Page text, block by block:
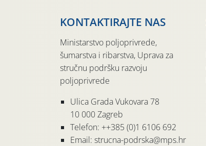
KONTAKTIRAJTE NAS
Ministarstvo poljoprivrede,
šumarstva i ribarstva, Uprava za
stručnu podršku razvoju
poljoprivrede
Ulica Grada Vukovara 78
10 000 Zagreb
Telefon: ++385 (0)1 6106 692
Email: strucna-podrska@mps.hr